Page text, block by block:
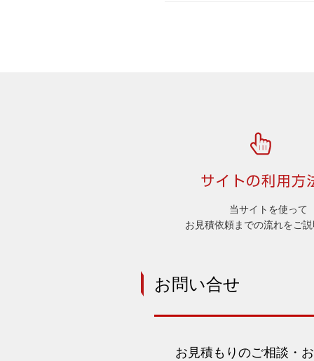
当サイトを使って
お見積依頼までの流れをご
お問い合せ
お見積もりのご相談・